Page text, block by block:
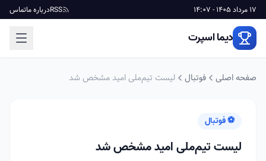
17 مرداد 1405 - 14:07 RSSدرباره ماتماس
دیما اسپرت
صفحه اصلی فوتبال لیست تیم‌ملی امید مشخص شد
⚽ فوتبال
لیست تیم‌ملی امید مشخص شد